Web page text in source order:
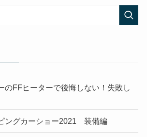
のFFヒーターで後悔しない！失敗し
ングカーショー2021 装備編